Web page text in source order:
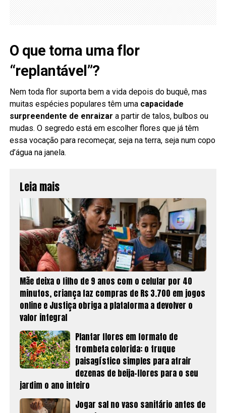
O que torna uma flor
“replantável”?
Nem toda flor suporta bem a vida depois do buquê, mas
muitas espécies populares têm uma capacidade
surpreendente de enraizar a partir de talos, bulbos ou
mudas. O segredo está em escolher flores que já têm
essa vocação para recomeçar, seja na terra, seja num copo
d’água na janela.
Leia mais
Mãe deixa o filho de 9 anos com o celular por 40
minutos, criança faz compras de R$ 3.700 em jogos
online e Justiça obriga a plataforma a devolver o
valor integral
Plantar flores em formato de
trombeta colorida: o truque
paisagístico simples para atrair
dezenas de beija-flores para o seu
jardim o ano inteiro
Jogar sal no vaso sanitário antes de